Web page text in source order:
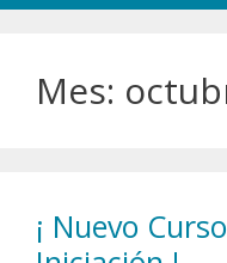
Mes:
¡ Nuevo